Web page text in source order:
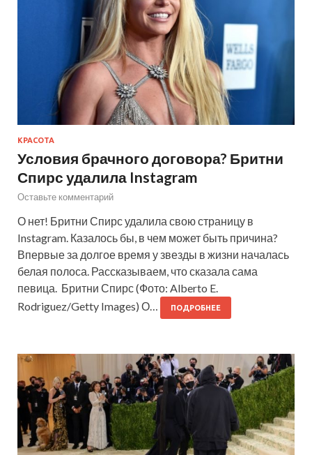
КРАСОТА
Условия брачного договора? Бритни
Спирс удалила Instagram
Оставьте комментарий
О нет! Бритни Спирс удалила свою страницу в
Instagram. Казалось бы, в чем может быть причина?
Впервые за долгое время у звезды в жизни началась
белая полоса. Рассказываем, что сказала сама
певица. Бритни Спирс (Фото: Alberto E.
Rodriguez/Getty Images) О…
ПОДРОБНЕЕ